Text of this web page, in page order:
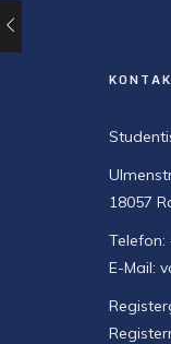
18057
Telefon:
E-Mail: